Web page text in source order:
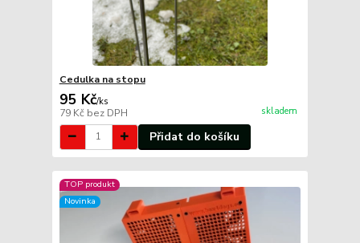
Cedulka na stopu
95 Kč/ks
79 Kč bez DPH skladem
Přidat do košíku
TOP produkt
Novinka